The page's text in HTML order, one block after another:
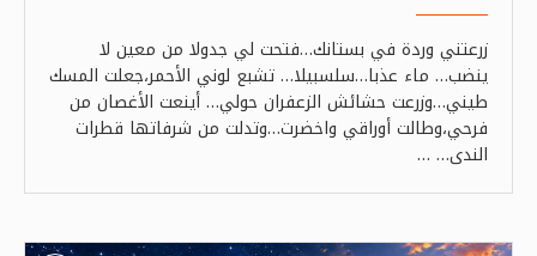
زرعتني وردة في بستانك…فتحت لي جدولا من معين لا
ينضب… ماء عذبا…سلسبيلا… تشبع لوني الأحمر،جعلت المسك
طيني…وزرعت حشائش الزعفران حولي… أينعت الأغصان من
فرحي،وطالت أوراقي واخضرت…وتدلت من شرفاتها قطرات
الندى… …